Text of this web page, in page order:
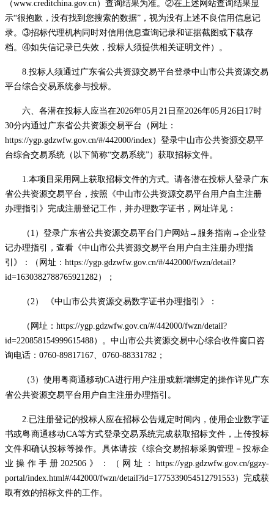
（www.creditchina.gov.cn）查询结果为准。②在上述网站查询结果显
示“很抱歉，没有找到您搜索的数据”，视为没有上述不良信用信息记
录。③招标代理机构同时对信用信息查询记录和证据截图或下载存
档。④如失信记录已失效，投标人须提供相关证明文件）。
8.投标人须通过广东省公共资源交易平台登录中山市公共资源交易
平台综合交易系统参与投标。
六、各潜在投标人应当在2026年05月 21 日至2026年05月 26 日 17时
30分内通过广东省公共资源交易平台（ 网址：
https://ygp.gdzwfw.gov.cn/#/442000/index）登录中山市公共资源交易平
台综合交易系统（以下简称“交易系统”）获取招标文件。
1.本项目采用网上获取招标文件的方式。请各潜在投标人登录广东
省公共资源交易平台，按照《中山市公共资源交易平台用户自主注册
办理指引》完成注册登记工作，并办理数字证书，网址详见：
（ 1） 登录广东省公共资源交易平台门户网站→服务指南→企业登
记办理指引，查看《中山市公共资源交易平台用户自主注册办理指
引》
： （网址： https://ygp.gdzwfw.gov.cn/#/442000/fwzn/detail?
id=1630382788765921282）；
（2） 《中山市公共资源交易数字证书办理指引》 ：
（ 网址： https://ygp.gdzwfw.gov.cn/#/442000/fwzn/detail?
id=220858154999615488） 。中山市公共资源交易中心综合收件窗口咨
询电话： 0760-89817167、0760-88331782；
（3） 使用粤商通移动CA进行用户注册或新增绑定的操作详见广东
省公共资源交易平台用户自主注册办理指引。
2.已注册登记的投标人应在招标公告规定时间内，使用企业数字证
书或粤商通移动CA等方式登录交易系统完成获取招标文件，上传投标
文件和确认投标等操作。具体请按《综合交易招标采购管理 － 投标企
业操作手册202506》 ： （网址： https://ygp.gdzwfw.gov.cn/ggzy-
portal/index.html#/442000/fwzn/detail?id=1775339054512791553）完成获
取有效的招标文件的工作。